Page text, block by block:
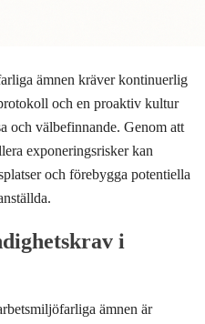
ämnen kräver kontinuerlig
och en proaktiv kultur
och välbefinnande. Genom att
exponeringsrisker kan
och förebygga potentiella
i
ämnen är